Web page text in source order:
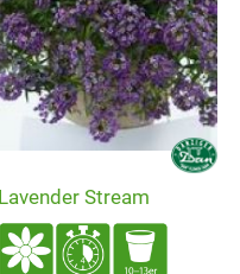
Lavender Stream